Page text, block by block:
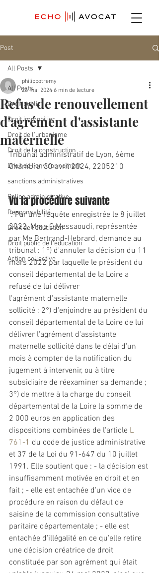
Post
All Posts
Droit public
Droit immobilier
Droit de l'urbanisme
Droit de la construction
Droit de l'environnement
sanctions administratives
Police administrative
Responsabilité
Droit de l'éducation
Droit public de l'éducation
Action collective
All Posts
Refus de renouvellement
d'agrément d'assistante
maternelle
philippotremy
26 mai 2024 6 min de lecture
Tribunal administratif de Lyon, 6ème
Chambre, 30 avril 2024, 2205210
Vu la procédure suivante
: Par une requête enregistrée le 8 juillet
2022, Mme C Messaoudi, représentée
par Me Bertrand-Hebrard, demande au
tribunal : 1°) d'annuler la décision du 11
mars 2022 par laquelle le président du
conseil départemental de la Loire a
refusé de lui délivrer
l'agrément d'assistante maternelle
sollicité ; 2°) d'enjoindre au président du
conseil départemental de la Loire de lui
délivrer l'agrément d'assistante
maternelle sollicité dans le délai d'un
mois à compter de la notification du
jugement à intervenir, ou à titre
subsidiaire de réexaminer sa demande ;
3°) de mettre à la charge du conseil
départemental de la Loire la somme de
2 000 euros en application des
dispositions combinées de l'article L
761-1 du code de justice administrative
et 37 de la Loi du 91-647 du 10 juillet
1991. Elle soutient que : - la décision est
insuffisamment motivée en droit et en
fait ; - elle est entachée d'un vice de
procédure en raison du défaut de
saisine de la commission consultative
paritaire départementale ; - elle est
entachée d'illégalité en ce qu'elle retire
une décision créatrice de droit
constituée par son agrément qui était